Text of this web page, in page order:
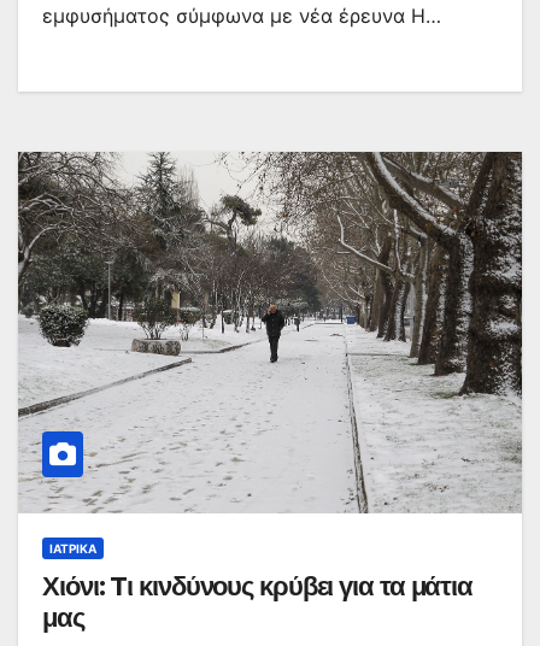
εμφυσήματος σύμφωνα με νέα έρευνα H…
ΙΑΤΡΙΚΆ
Χιόνι: Tι κινδύνους κρύβει για τα μάτια
μας